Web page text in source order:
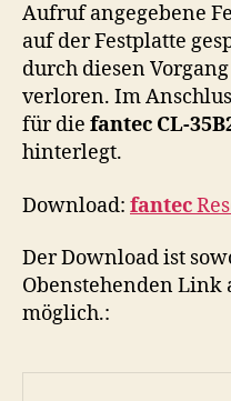
Aufruf angegebene
auf der Festplatte
durch diesen
verloren. Im
für die fantec CL-
hinterlegt.
Download: fantec
Der Download ist
Obenstehenden Link
möglich.: